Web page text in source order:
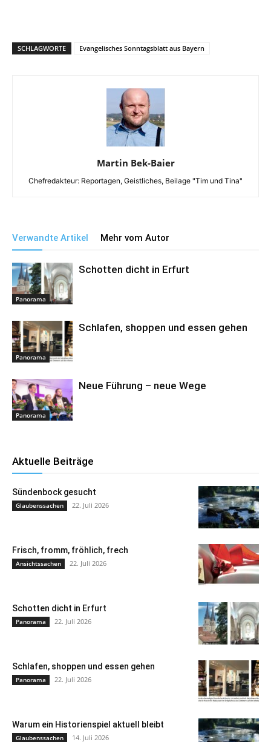
SCHLAGWORTE Evangelisches Sonntagsblatt aus Bayern
Martin Bek-Baier
Chefredakteur: Reportagen, Geistliches, Beilage "Tim und Tina"
Verwandte Artikel Mehr vom Autor
Panorama
Schotten dicht in Erfurt
Panorama
Schlafen, shoppen und essen gehen
Panorama
Neue Führung – neue Wege
Aktuelle Beiträge
Sündenbock gesucht
Glaubenssachen 22. Juli 2026
Frisch, fromm, fröhlich, frech
Ansichtssachen 22. Juli 2026
Schotten dicht in Erfurt
Panorama 22. Juli 2026
Schlafen, shoppen und essen gehen
Panorama 22. Juli 2026
Warum ein Historienspiel aktuell bleibt
Glaubenssachen 14. Juli 2026